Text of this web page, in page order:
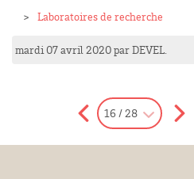
Laboratoires de recherche
mardi 07 avril 2020parDEVEL.
16 / 28